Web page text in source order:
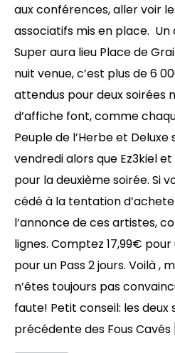
aux conférences, aller voir
associatifs mis en place.
Super aura lieu Place de
nuit venue, c’est plus de 6
attendus pour deux soirées
d’affiche font, comme
Peuple de l’Herbe et
vendredi alors que Ez3kiel
pour la deuxième soirée. Si
cédé à la tentation
l’annonce de ces artistes,
lignes. Comptez 17,99€
pour un Pass 2 jours. Voilà ,
n’êtes toujours pas
faute! Petit conseil: les deux
précédente des Fous Cavés